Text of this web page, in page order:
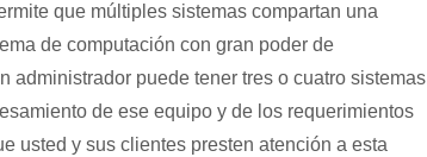
que múltiples sistemas compartan una
de computación con gran poder de
administrador puede tener tres o cuatro sistemas
de ese equipo y de los requerimientos
usted y sus clientes presten atención a esta